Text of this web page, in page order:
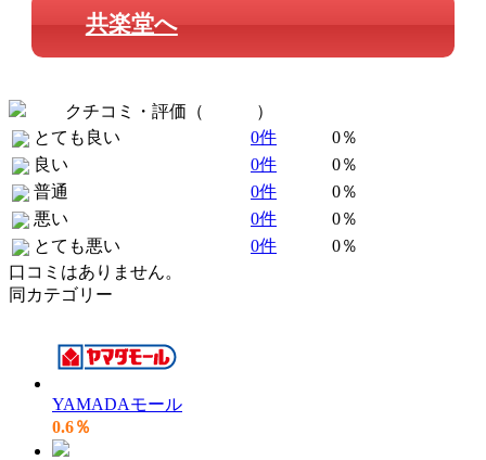
共楽堂へ
クチコミ・評価（
）
とても良い
0件
0％
良い
0件
0％
普通
0件
0％
悪い
0件
0％
とても悪い
0件
0％
口コミはありません。
同カテゴリー
YAMADAモール
0.6％